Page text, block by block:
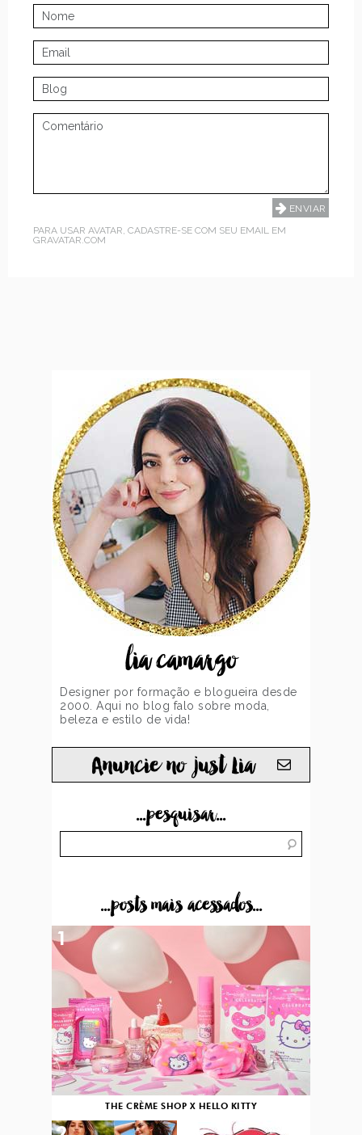
PARA USAR AVATAR, CADASTRE-SE COM SEU EMAIL EM
GRAVATAR.COM
lia camargo
Designer por formação e blogueira desde
2000. Aqui no blog falo sobre moda,
beleza e estilo de vida!
Anuncie no just Lia
...pesquisar...
...posts mais acessados...
THE CRÈME SHOP X HELLO KITTY
1